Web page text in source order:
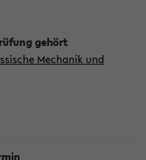
Mechanik und